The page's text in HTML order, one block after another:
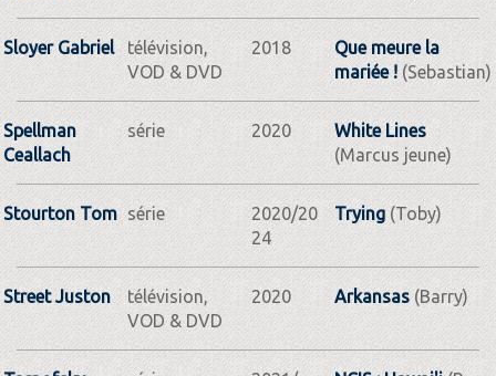
Sloyer Gabriel
télévision,
VOD & DVD
2018
Que meure la
mariée !(Sebastian)
Spellman
Ceallach
série 2020
White Lines
(Marcus jeune)
Stourton Tom série
2020/20
24
Trying(Toby)
Street Juston
télévision,
VOD & DVD
2020 Arkansas(Barry)